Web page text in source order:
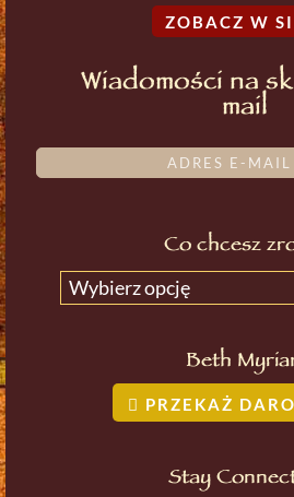
ZOBACZ W
Wiadomości na
mail
Co chcesz
Wybierz opcję
Beth
PRZEKAŻ
Stay